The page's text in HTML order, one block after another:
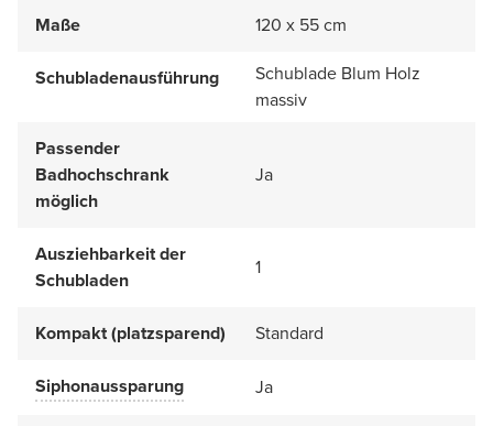
Maße 120 x 55 cm
Schubladenausführung
Schublade Blum Holz
massiv
Passender
Badhochschrank
möglich
Ja
Ausziehbarkeit der
Schubladen
1
Kompakt (platzsparend) Standard
Siphonaussparung Ja